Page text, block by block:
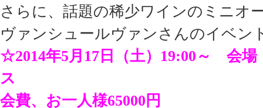
さらに、話題の稀少ワインのミニオ
ヴァンシュールヴァンさんのイベン
☆2014年5月17日（土）19:00～ 会
ス
会費、お一人様65000円